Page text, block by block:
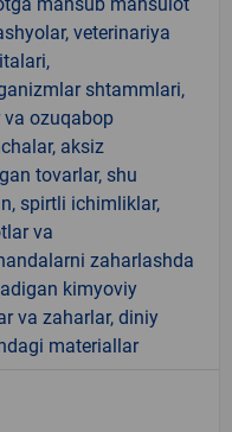
veterinariya
shtammlari,
ozuqabop
aksiz
tovarlar, shu
spirtli ichimliklar,
va
zaharlashda
kimyoviy
va zaharlar, diniy
materiallar